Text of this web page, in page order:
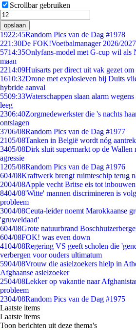
Scrollbar gebruiken
opslaan
1922:45Random Pics van de Dag #1978
221:30De FOK!Voetbalmanager 2026/
5714:35Onlyfans-model met G-cup wil als
maan
2214:09Huisarts per direct uit vak gezet
1610:32Drone met explosieven bij Duits
hybride aanval
5509:33Waterschappen slaan alarm
leeg
2306:40Zorgmedewerkster die 's nachts
ontslagen
3706/08Random Pics van de Dag #1977
2105/08Tanken in België wordt nóg
3405/08Dirk sluit supermarkt op de Wallen
agressie
1205/08Random Pics van de Dag #1976
604/08Kraftwerk brengt ruimteschip terug
2004/08Apple vecht Britse eis tot
8404/08'Witte' mannen discrimineren is
probleem
3004/08Ceuta-leider noemt Marokkaanse
'gruweldaad'
604/08Grote natuurbrand
604/08FOK! was even down
4104/08Regering VS geeft scholen die
verbergen voor ouders ultimatum
5904/08Vrouw die asielzoekers hielp in
Afghaanse asielzoeker
2504/08Lekker op vakantie naar
probleem
2304/08Random Pics van de Dag #1975
Laatste items
Laatste items
Toon berichten uit deze thema's